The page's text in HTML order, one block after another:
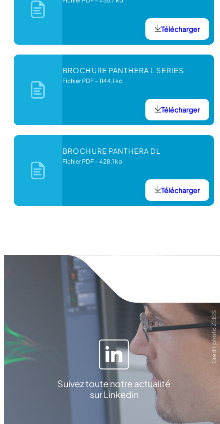
Télécharger
BROCHURE PANTHERA L SERIES
Fichier PDF – 1144.1 ko
Télécharger
BROCHURE PANTHERA DL
Fichier PDF – 428.1 ko
Télécharger
Suivez toute notre actualité
sur Linkedin
Crédit photo ZEISS